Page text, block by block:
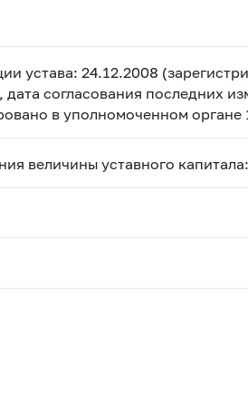
устава: 24.12.2008
согласования последних
в уполномоченном органе
величины уставного